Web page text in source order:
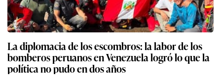
La diplomacia de los escombros: la labor de los
bomberos peruanos en Venezuela logró lo que la
política no pudo en dos años